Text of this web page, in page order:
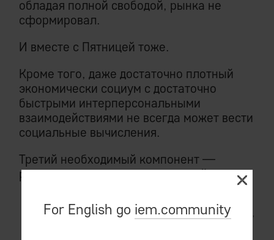
обладая полной свободой, рынка не
сформировал.
И вместе с Пятницей тоже.
Кроме того, даже достаточно плотный
экономически социум с достаточно
быстрыми интерперсональными
взаимодействиями не всегда может вести
социальные вычисления.
Третий необходимый компонент —
рациональное принятие решений.
Термин «рациональное» общепринят,
For English go iem.community